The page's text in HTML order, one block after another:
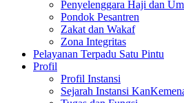
Penyelenggara Haji dan
Pondok Pesantren
Zakat dan Wakaf
Zona Integritas
Pelayanan Terpadu Satu Pintu
Profil
Profil Instansi
Sejarah Instansi